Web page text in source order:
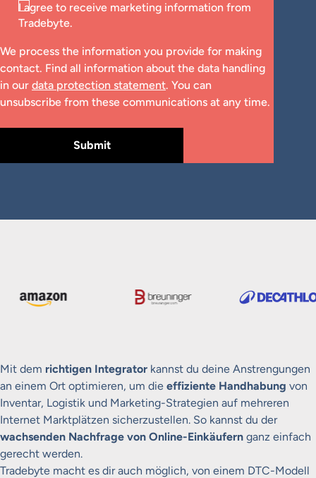
Consent
I agree to receive marketing information from
Tradebyte.
We process the information you provide for making
contact. Find all information about the data handling
in our data protection statement. You can
unsubscribe from these communications at any time.
Submit
Mit dem richtigen Integrator kannst du deine Anstrengungen
an einem Ort optimieren, um die effiziente Handhabung von
Inventar, Logistik und Marketing-Strategien auf mehreren
Internet Marktplätzen sicherzustellen. So kannst du der
wachsenden Nachfrage von Online-Einkäufern ganz einfach
gerecht werden.
Tradebyte macht es dir auch möglich, von einem DTC-Modell